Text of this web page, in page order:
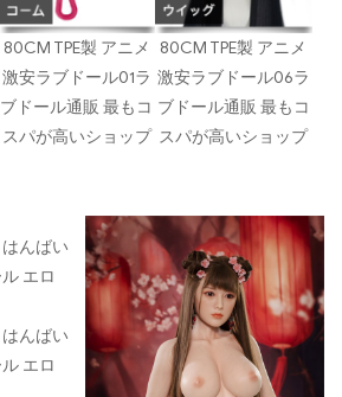
80CM TPE製 アニメ
激安ラブドール01ラ
ブドール通販 最もコ
スパが高いショップ
80CM TPE製 アニメ
激安ラブドール06ラ
ブドール通販 最もコ
スパが高いショップ